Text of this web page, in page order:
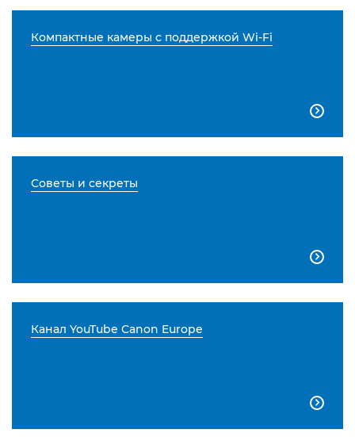
Компактные камеры с поддержкой Wi-Fi

Советы и секреты

Канал YouTube Canon Europe
